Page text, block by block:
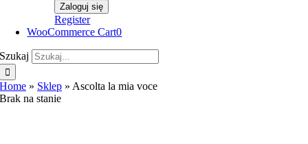
Register
WooCommerce Cart0
Szukaj
Home » Sklep » Ascolta la mia voce
Brak na stanie